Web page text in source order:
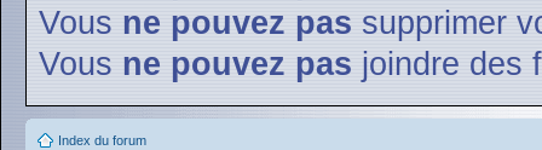
Vous ne pouvez pas supprimer
Vous ne pouvez pas joindre des
Index du forum